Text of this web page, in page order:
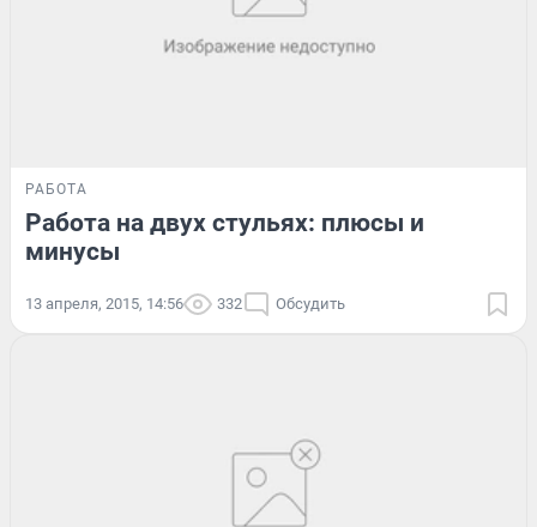
РАБОТА
Работа на двух стульях: плюсы и
минусы
13 апреля, 2015, 14:56 332 Обсудить